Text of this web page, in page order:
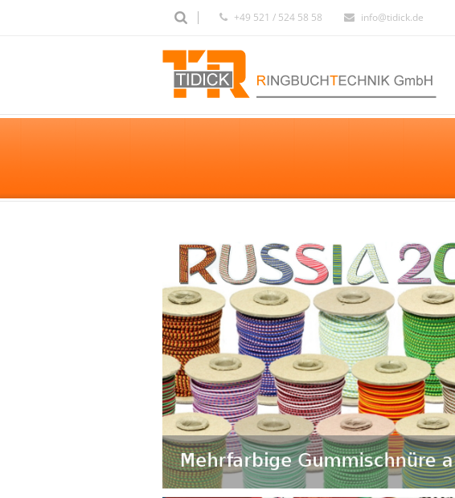
+49 521 / 524 58 58 info@tidick.de